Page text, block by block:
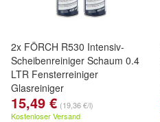
2x FÖRCH R530 Intensiv-
Scheibenreiniger Schaum 0.4
LTR Fensterreiniger
Glasreiniger
15,49 € (19,36 €/l)
Kostenloser Versand